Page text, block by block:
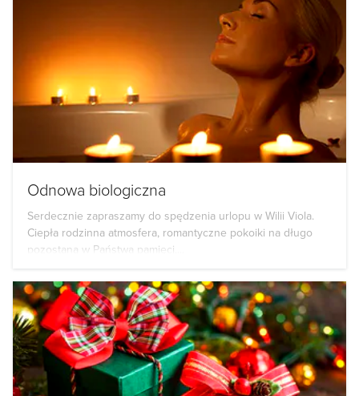
Odnowa biologiczna
Serdecznie zapraszamy do spędzenia urlopu w Wilii Viola.
Ciepła rodzinna atmosfera, romantyczne pokoiki na długo
pozostaną w Państwa pamięci....